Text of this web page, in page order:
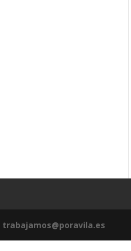
trabajamos@poravila.es